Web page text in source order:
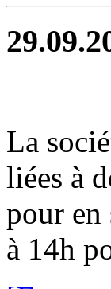
La
liées à
pour
à 14h